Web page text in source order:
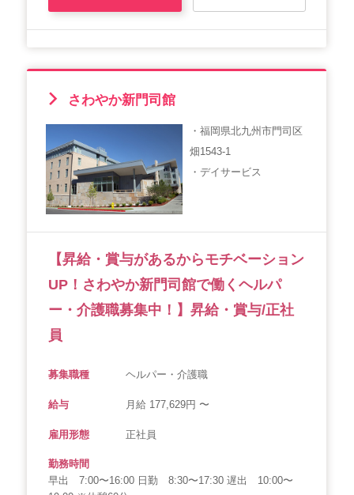
さわやか新門司館
・福岡県北九州市門司区
畑1543-1
・デイサービス
【昇給・賞与があるからモチベーション
UP！さわやか新門司館で働くヘルパ
ー・介護職募集中！】昇給・賞与/正社
員
募集職種 ヘルパー・介護職
給与 月給 177,629円 〜
雇用形態 正社員
勤務時間
早出 7:00〜16:00 日勤 8:30〜17:30 遅出 10:00〜